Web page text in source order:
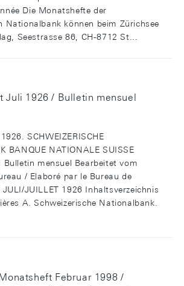
Die Monatshefte der
Nationalbank können beim Zürichsee
Seestrasse 86, CH-8712 St...
Juli 1926 / Bulletin mensuel
SCHWEIZERISCHE
BANQUE NATIONALE SUISSE
mensuel Bearbeitet vom
/ Elaboré par le Bureau de
JUILLET 1926 Inhaltsverzeichnis
A. Schweizerische Nationalbank.
Februar 1998 /